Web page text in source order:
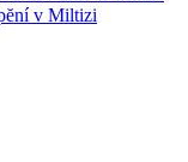
v Miltizi